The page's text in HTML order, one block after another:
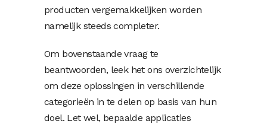
producten vergemakkelijken worden
namelijk steeds completer.
Om bovenstaande vraag te
beantwoorden, leek het ons overzichtelijk
om deze oplossingen in verschillende
categorieën in te delen op basis van hun
doel. Let wel, bepaalde applicaties